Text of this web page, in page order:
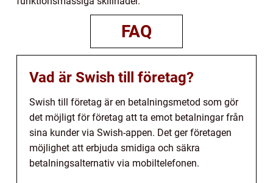
FAQ
Vad är Swish till företag?
Swish till företag är en betalningsmetod som gör
det möjligt för företag att ta emot betalningar från
sina kunder via Swish-appen. Det ger företagen
möjlighet att erbjuda smidiga och säkra
betalningsalternativ via mobiltelefonen.